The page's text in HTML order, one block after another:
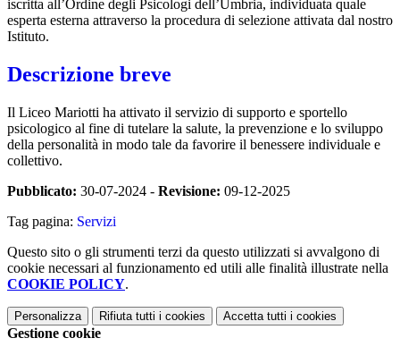
iscritta all’Ordine degli Psicologi dell’Umbria, individuata quale
esperta esterna attraverso la procedura di selezione attivata dal nostro
Istituto.
Descrizione breve
Il Liceo Mariotti ha attivato il servizio di supporto e sportello
psicologico al fine di tutelare la salute, la prevenzione e lo sviluppo
della personalità in modo tale da favorire il benessere individuale e
collettivo.
Pubblicato: 30-07-2024 - Revisione: 09-12-2025
Tag pagina: Servizi
Questo sito o gli strumenti terzi da questo utilizzati si avvalgono di
cookie necessari al funzionamento ed utili alle finalità illustrate nella
COOKIE POLICY.
Personalizza Rifiuta tutti i cookies Accetta tutti i cookies
Gestione cookie